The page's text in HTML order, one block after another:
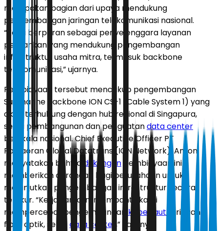
merupakan bagian dari upaya mendukung
pengembangan jaringan telekomunikasi nasional.
“Kami berperan sebagai penyelenggara layanan
perbankan yang mendukung pengembangan
infrastruktur usaha mitra, termasuk backbone
telekomunikasi,” ujarnya.
Pembiayaan tersebut mencakup pengembangan
Submarine Backbone ION CS-1 (Cable System 1) yang
akan terhubung dengan hub regional di Singapura,
serta pembangunan dan penguatandata center
berskala nasional. Chief Executive Officer PT
Parsaoran Global Datatrans (ION Network), Anton,
menyatakan bahwa dukungan pembiayaan ini
memberikan dorongan bagi perusahaan untuk
melanjutkan pengembangan infrastruktur secara
terukur. “Kerja sama ini membantu kami
mempercepat pengembangan kabel laut, jaringan
fiber optik, sertadata center ,” katanya.